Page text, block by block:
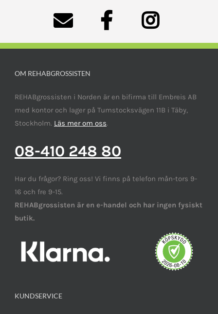
OM REHABGROSSISTEN
REHABgrossisten i Norden är en bifirma till Embreis AB
med kontor och lager på Tumstocksvägen 11B i Täby,
Stockholm. Läs mer om oss.
08-410 248 80
Har du frågor? Ring oss! Vi finns på telefon mån-tors 9-
16 och fre 9-15.
REHABgrossisten är en e-handel och har ingen fysiskt
butik.
KUNDSERVICE